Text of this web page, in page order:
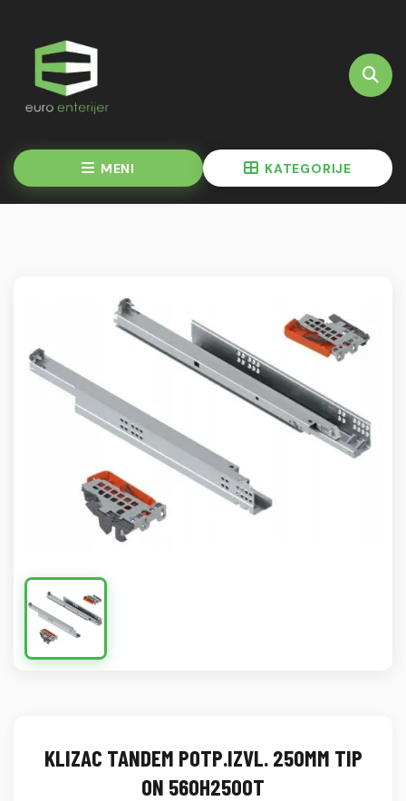
MENI KATEGORIJE
KLIZAC TANDEM POTP.IZVL. 250MM TIP
ON 560H2500T